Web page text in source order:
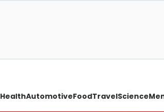
HealthAutomotiveFoodTravelScience